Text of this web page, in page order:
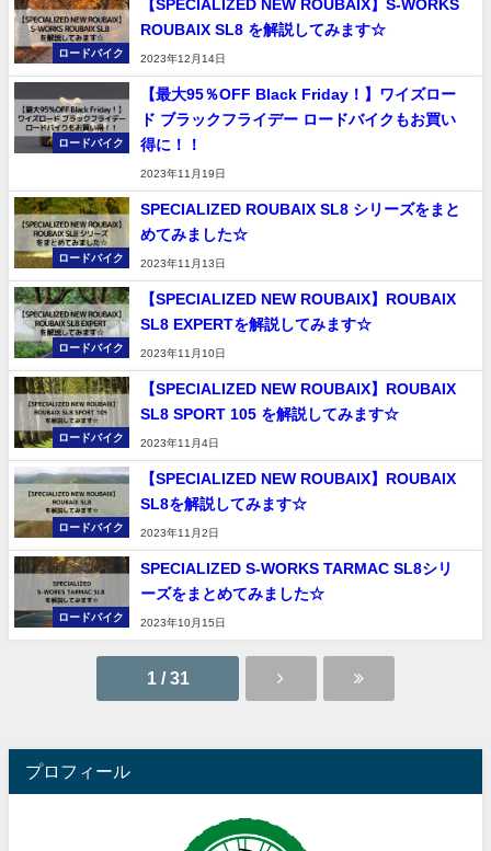
ロードバイク
【SPECIALIZED NEW ROUBAIX】S-WORKS
ROUBAIX SL8 を解説してみます☆
2023年12月14日
ロードバイク
【最大95％OFF Black Friday！】ワイズロー
ド ブラックフライデー ロードバイクもお買い
得に！！
2023年11月19日
ロードバイク
SPECIALIZED ROUBAIX SL8 シリーズをまと
めてみました☆
2023年11月13日
ロードバイク
【SPECIALIZED NEW ROUBAIX】ROUBAIX
SL8 EXPERTを解説してみます☆
2023年11月10日
ロードバイク
【SPECIALIZED NEW ROUBAIX】ROUBAIX
SL8 SPORT 105 を解説してみます☆
2023年11月4日
ロードバイク
【SPECIALIZED NEW ROUBAIX】ROUBAIX
SL8を解説してみます☆
2023年11月2日
ロードバイク
SPECIALIZED S-WORKS TARMAC SL8シリ
ーズをまとめてみました☆
2023年10月15日
1 / 31
プロフィール